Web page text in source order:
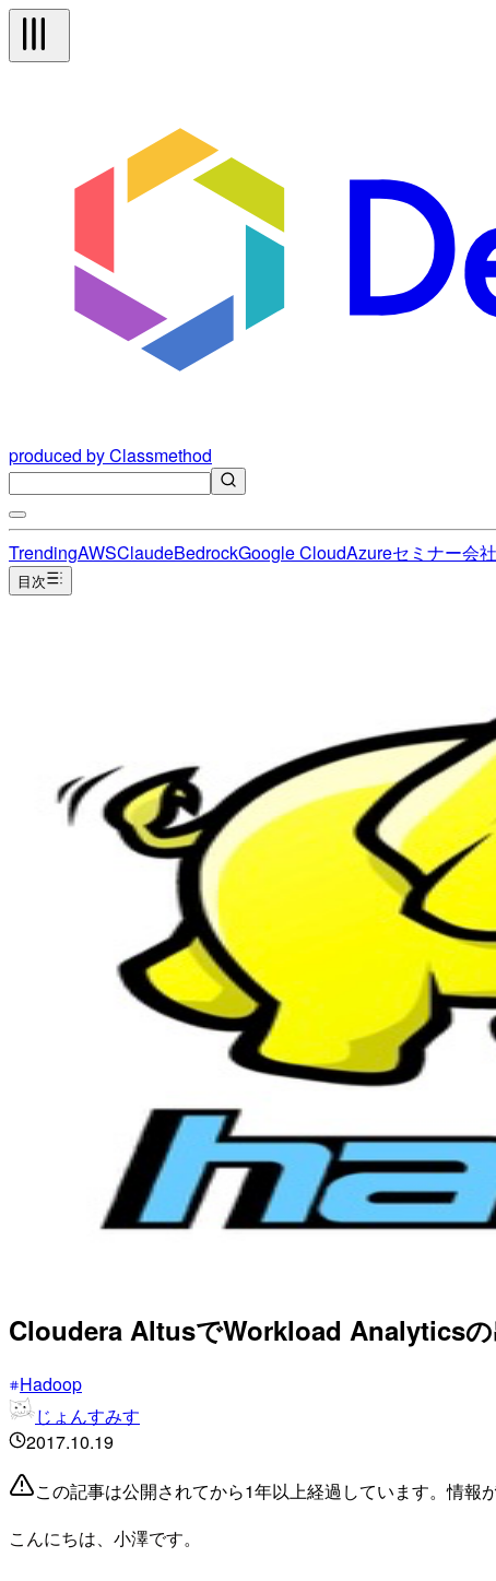
produced by Classmethod
TrendingAWSClaudeBedrockGoogle CloudAzureセミナー会
目次
Cloudera AltusでWorkload Analyticsの
Hadoop
じょんすみす
2017.10.19
この記事は公開されてから1年以上経過しています。情報
こんにちは、小澤です。